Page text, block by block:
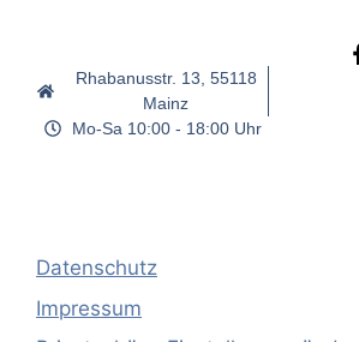
Rhabanusstr. 13, 55118
Mainz
Mo-Sa 10:00 - 18:00 Uhr
Datenschutz
Impressum